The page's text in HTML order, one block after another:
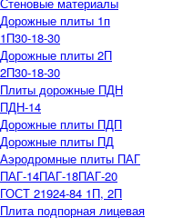
Дорожные плиты 1п
1П30-18-30
Дорожные плиты 2П
2П30-18-30
Плиты дорожные ПДН
ПДН-14
Дорожные плиты ПДП
Дорожные плиты ПД
Аэродромные плиты ПАГ
ПАГ-14ПАГ-18ПАГ-20
ГОСТ 21924-84 1П, 2П
Плита подпорная лицевая